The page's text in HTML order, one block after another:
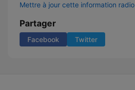
Mettre à jour cette information radio
Partager
Facebook Twitter